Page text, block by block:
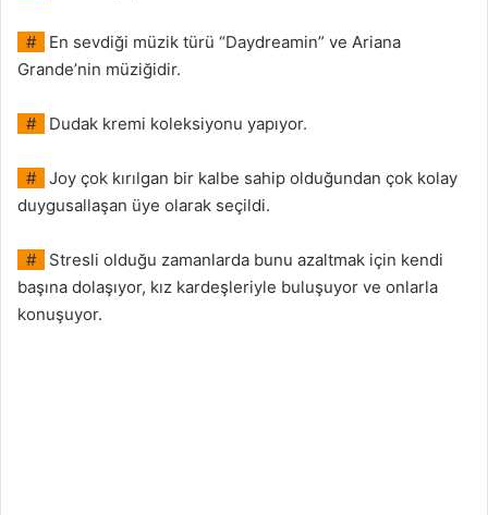
#
En sevdiği müzik türü “Daydreamin” ve Ariana
Grande’nin müziğidir.
# Dudak kremi koleksiyonu yapıyor.
#
Joy çok kırılgan bir kalbe sahip olduğundan çok kolay
duygusallaşan üye olarak seçildi.
#
Stresli olduğu zamanlarda bunu azaltmak için kendi
başına dolaşıyor, kız kardeşleriyle buluşuyor ve onlarla
konuşuyor.